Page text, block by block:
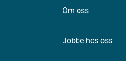
Om oss
Jobbe hos oss